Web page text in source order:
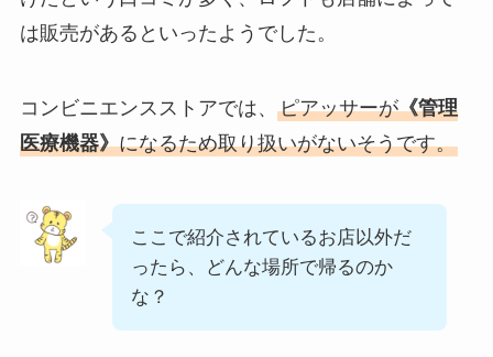
は販売があるといったようでした。
コンビニエンスストアでは、 ピアッサーが《管理
医療機器》になるため取り扱いがないそうです。
ここで紹介されているお店以外だ
ったら、どんな場所で帰るのか
な？